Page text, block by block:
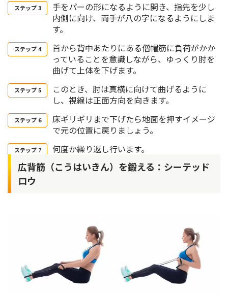
手をパーの形になるように開き、指先を少し
内側に向け、両手が八の字になるようにしま
す。
首から背中あたりにある僧帽筋に負荷がかか
っていることを意識しながら、ゆっくり肘を
曲げて上体を下げます。
このとき、肘は真横に向けて曲げるように
し、視線は正面方向を向きます。
床ギリギリまで下げたら地面を押すイメージ
で元の位置に戻りましょう。
何度か繰り返し行います。
広背筋（こうはいきん）を鍛える：シーテッド
ロウ